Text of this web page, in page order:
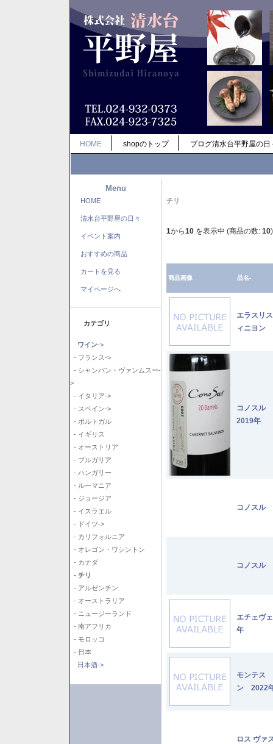
HOME shopのトップ ブログ清水台平野屋の日
Menu
HOME
清水台平野屋の日々
イベント案内
おすすめの商品
カートを見る
マイページへ
カテゴリ
ワイン->
- フランス->
- シャンパン・ヴァンムスー-
>
- イタリア->
- スペイン->
- ポルトガル
- イギリス
- オーストリア
- ブルガリア
- ハンガリー
- ルーマニア
- ジョージア
- イスラエル
- ドイツ->
- カリフォルニア
- オレゴン・ワシントン
- カナダ
- チリ
- アルゼンチン
- オーストラリア
- ニュージーランド
- 南アフリカ
- モロッコ
- 日本
日本酒->
チリ
1から10 を表示中 (商品の数: 10)
商品画像 品名-
エラスリ
ィニヨン
コノスル
2019年
コノスル
コノスル
エチェヴ
年
モンテス
ン 2022
ロス ヴァ